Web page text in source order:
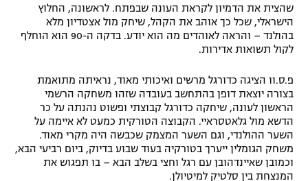
שהצית את הדמיון לקראת העונה שבפתח. לראשונה, החלוץ
הישראלי, שכל כך אוהב את הקהל, שיחק מול אצטדיון מלא
בהולנד – והראה לאוהדים מה הוא יודע. בדקה ה-90 הוא הוחלף
לקול תשואות אדירות.
פ.ס.וו הציגה כדורגל מרשים ואיכותי מאוד, נראיתה מתואמת
בצורה יוצאת דופן בהתחשב בעובדה שזהו משחקה הרשמי
הראשון לעונה, שיחקה כדורגל קבוצתי ופשוט נהנתה על כר
הדשא מול גלאטסראיי. הקבוצה הטורקית כמעט לא איימה על
השער ההולנדי, וגם השער המצמק שכבשה היה מקרי מאוד.
משחק הגומלין ייערך בטורקיה בעוד שבוע בדיוק, ביום רביעי הבא,
וכמובן שאיינדהובן עם רגל וחצי בשלב הבא – בו תפגוש את
המנצחת בין סלטיק למיטיולן.